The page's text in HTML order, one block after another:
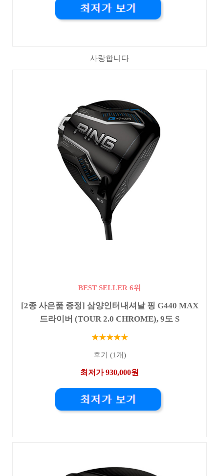
사랑합니다
BEST SELLER 6위
[2종 사은품 증정] 삼양인터내셔날 핑 G440 MAX
드라이버 (TOUR 2.0 CHROME), 9도 S
★★★★★
후기 (1개)
최저가 930,000원